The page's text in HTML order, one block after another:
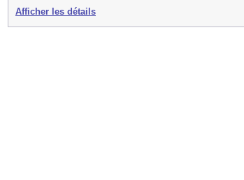
Afficher les détails